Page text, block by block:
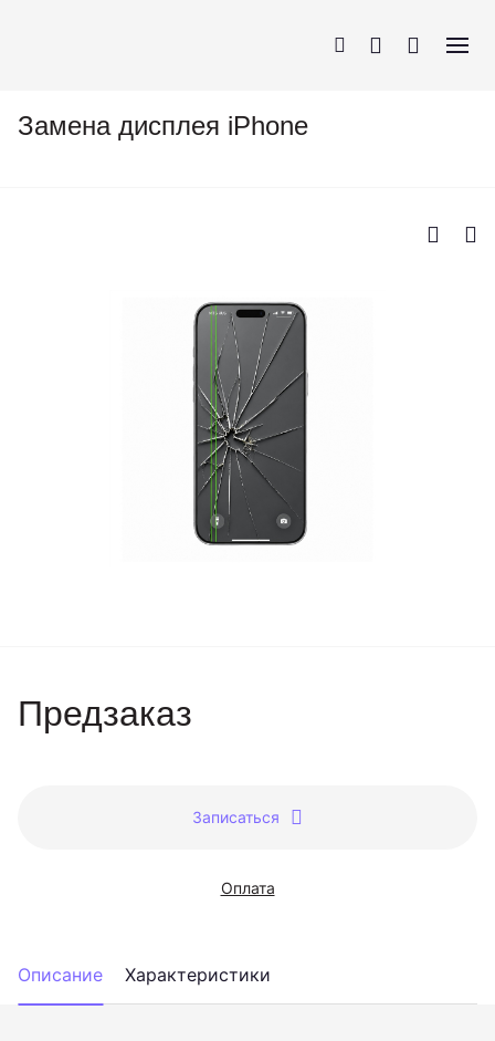
Замена дисплея iPhone
Предзаказ
Записаться
Оплата
Описание Характеристики